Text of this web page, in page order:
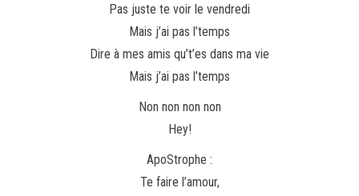
Pas juste te voir le vendredi
Mais j’ai pas l’temps
Dire à mes amis qu’t’es dans ma vie
Mais j’ai pas l’temps
Non non non non
Hey!
ApoStrophe :
Te faire l’amour,